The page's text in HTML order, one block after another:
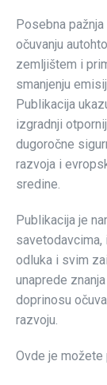
Posebna
očuvanju
zemljištem i
smanjenju
Publikacija
izgradnji
dugoročne
razvoja i
sredine.
Publikacija je
odluka i svim
unaprede
doprinosu
razvoju.
Ovde je možete